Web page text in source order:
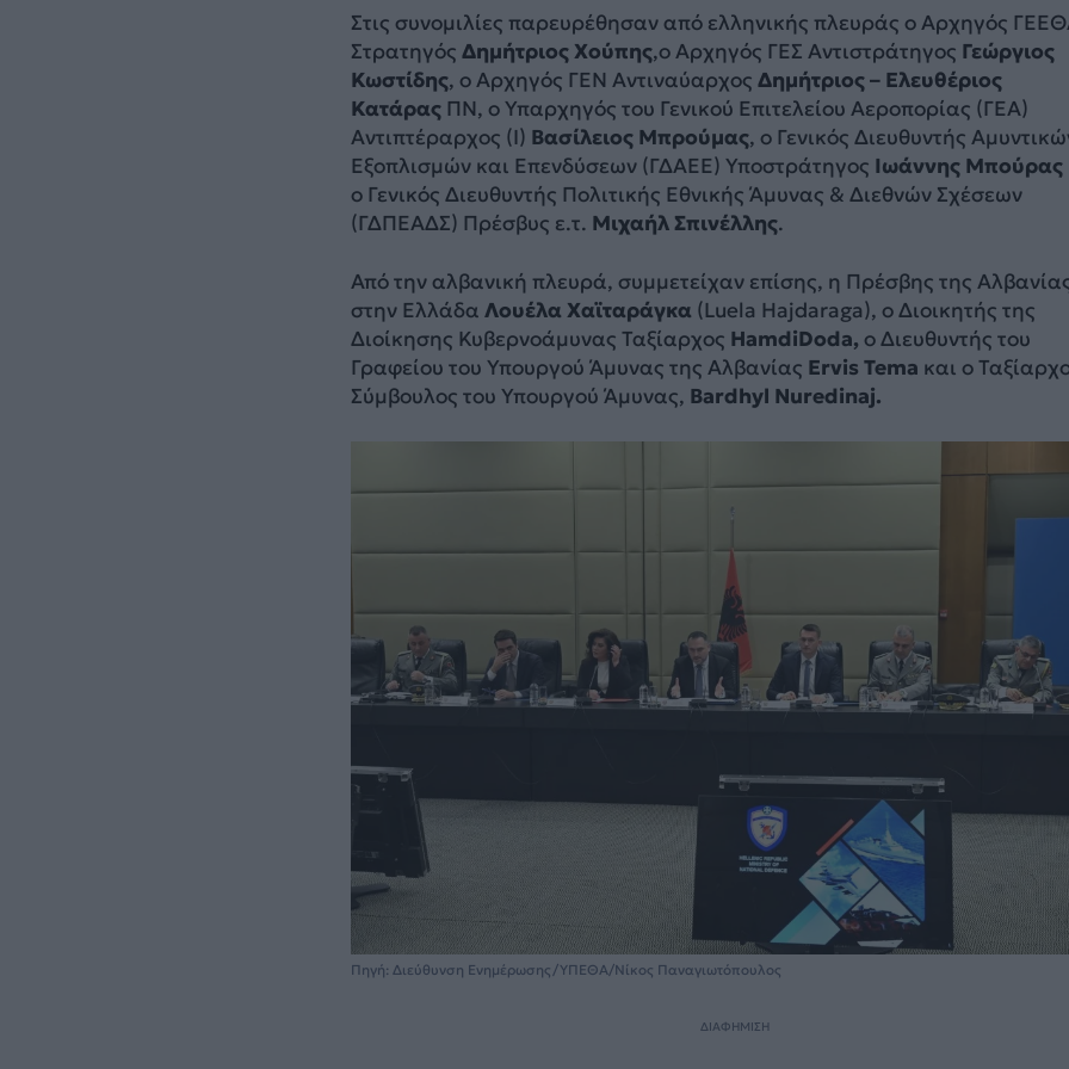
Στις συνομιλίες παρευρέθησαν από ελληνικής πλευράς ο Αρχηγός
Στρατηγός Δημήτριος Χούπης,ο Αρχηγός ΓΕΣ Αντιστράτηγος Γεώργιος
Κωστίδης, ο Αρχηγός ΓΕΝ Αντιναύαρχος Δημήτριος – Ελευθέριος
ΚατάραςΠΝ, ο Υπαρχηγός του Γενικού Επιτελείου Αεροπορίας (ΓΕΑ)
Αντιπτέραρχος (Ι) Βασίλειος Μπρούμας, ο Γενικός Διευθυντής
Εξοπλισμών και Επενδύσεων (ΓΔΑΕΕ) Υποστράτηγος Ιωάννης Μπούρας
ο Γενικός Διευθυντής Πολιτικής Εθνικής Άμυνας & Διεθνών Σχέσεων
(ΓΔΠΕΑΔΣ) Πρέσβυς ε.τ. Μιχαήλ Σπινέλλης.
Από την αλβανική πλευρά, συμμετείχαν επίσης, η Πρέσβης της
στην Ελλάδα Λουέλα Χαϊταράγκα (Luela Hajdaraga), ο Διοικητής της
Διοίκησης Κυβερνοάμυνας Ταξίαρχος HamdiDoda, o Διευθυντής του
Γραφείου του Υπουργού Άμυνας της Αλβανίας Ervis Tema και ο
Σύμβουλος του Υπουργού Άμυνας, Bardhyl Nuredinaj.
Πηγή: Διεύθυνση Ενημέρωσης/ΥΠΕΘΑ/Νίκος Παναγιωτόπουλος
ΔΙΑΦΗΜΙΣΗ